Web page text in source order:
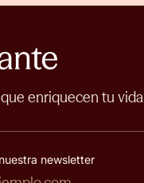
enriquecen tu vida
newsletter